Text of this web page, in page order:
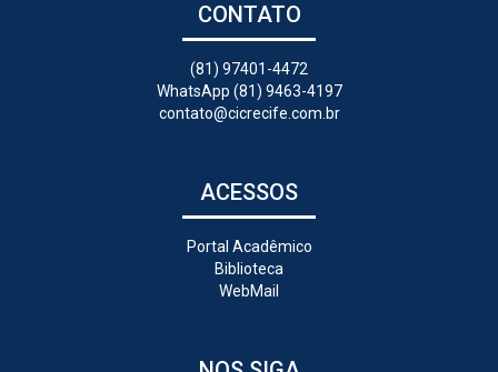
CONTATO
(81) 97401-4472
WhatsApp (81) 9463-4197
contato@cicrecife.com.br
ACESSOS
Portal Acadêmico
Biblioteca
WebMail